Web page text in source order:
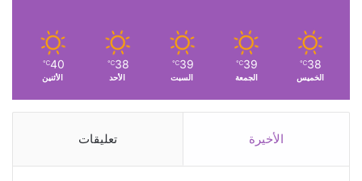
38
℃
الخميس
39
℃
الجمعة
39
℃
السبت
38
℃
الأحد
40
℃
الأثنين
الأخيرة تعليقات